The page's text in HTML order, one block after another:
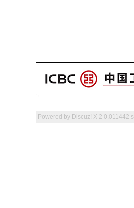
Powered by Discuz! X 2 0.011442 s